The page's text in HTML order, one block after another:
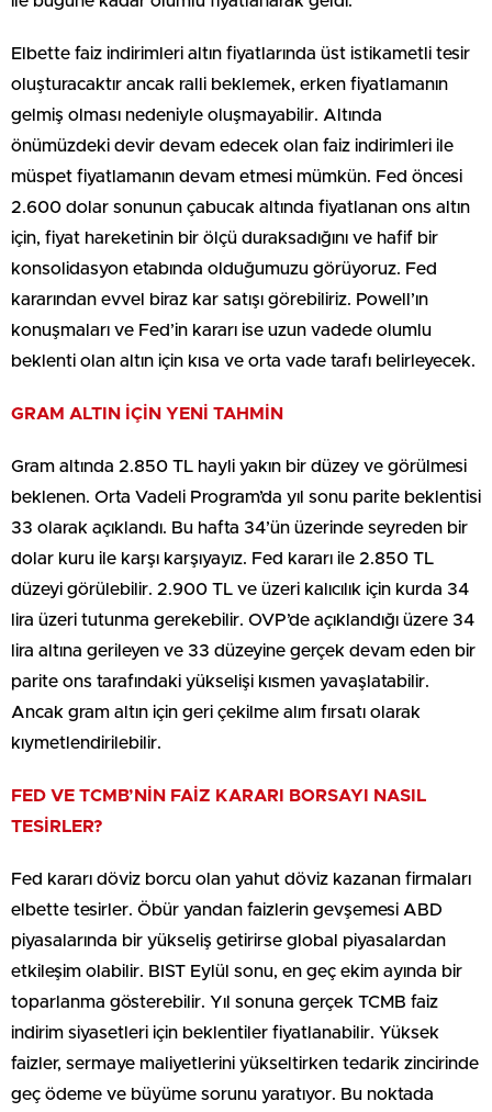
Elbette faiz indirimleri altın fiyatlarında üst istikametli tesir
oluşturacaktır ancak ralli beklemek, erken fiyatlamanın
gelmiş olması nedeniyle oluşmayabilir. Altında
önümüzdeki devir devam edecek olan faiz indirimleri ile
müspet fiyatlamanın devam etmesi mümkün. Fed öncesi
2.600 dolar sonunun çabucak altında fiyatlanan ons altın
için, fiyat hareketinin bir ölçü duraksadığını ve hafif bir
konsolidasyon etabında olduğumuzu görüyoruz. Fed
kararından evvel biraz kar satışı görebiliriz. Powell’ın
konuşmaları ve Fed’in kararı ise uzun vadede olumlu
beklenti olan altın için kısa ve orta vade tarafı belirleyecek.
GRAM ALTIN İÇİN YENİ TAHMİN
Gram altında 2.850 TL hayli yakın bir düzey ve görülmesi
beklenen. Orta Vadeli Program’da yıl sonu parite beklentisi
33 olarak açıklandı. Bu hafta 34’ün üzerinde seyreden bir
dolar kuru ile karşı karşıyayız. Fed kararı ile 2.850 TL
düzeyi görülebilir. 2.900 TL ve üzeri kalıcılık için kurda 34
lira üzeri tutunma gerekebilir. OVP’de açıklandığı üzere 34
lira altına gerileyen ve 33 düzeyine gerçek devam eden bir
parite ons tarafındaki yükselişi kısmen yavaşlatabilir.
Ancak gram altın için geri çekilme alım fırsatı olarak
kıymetlendirilebilir.
FED VE TCMB’NİN FAİZ KARARI BORSAYI NASIL
TESİRLER?
Fed kararı döviz borcu olan yahut döviz kazanan firmaları
elbette tesirler. Öbür yandan faizlerin gevşemesi ABD
piyasalarında bir yükseliş getirirse global piyasalardan
etkileşim olabilir. BIST Eylül sonu, en geç ekim ayında bir
toparlanma gösterebilir. Yıl sonuna gerçek TCMB faiz
indirim siyasetleri için beklentiler fiyatlanabilir. Yüksek
faizler, sermaye maliyetlerini yükseltirken tedarik zincirinde
geç ödeme ve büyüme sorunu yaratıyor. Bu noktada